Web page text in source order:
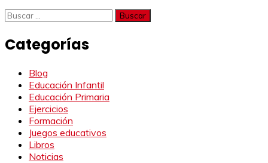
Buscar:
Categorías
Blog
Educación Infantil
Educación Primaria
Ejercicios
Formación
Juegos educativos
Libros
Noticias